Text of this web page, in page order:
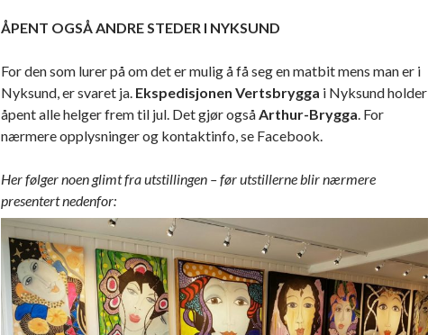
ÅPENT OGSÅ ANDRE STEDER I NYKSUND
For den som lurer på om det er mulig å få seg en matbit mens man er i
Nyksund, er svaret ja. Ekspedisjonen Vertsbrygga i Nyksund holder
åpent alle helger frem til jul. Det gjør ogsåArthur-Brygga. For
nærmere opplysninger og kontaktinfo, se Facebook.
Her følger noen glimt fra utstillingen – før utstillerne blir nærmere
presentert nedenfor: